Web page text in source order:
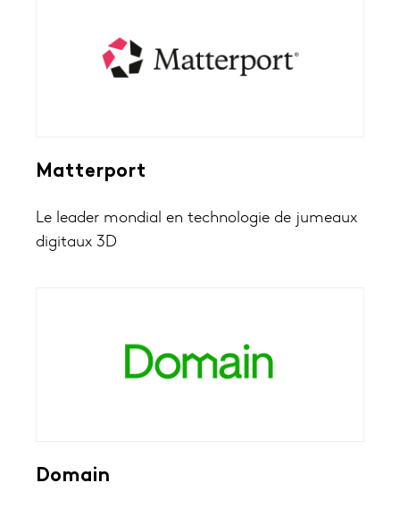
Matterport
Le leader mondial en technologie de jumeaux
digitaux 3D
Domain